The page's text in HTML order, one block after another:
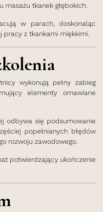
masażu tkanek głębokich.
w parach, doskonaląc
z tkankami miękkimi.
wykonują pełny zabieg
elementy omawiane
odbywa się podsumowanie
popełnianych błędów
rozwoju zawodowego.
potwierdzający ukończenie